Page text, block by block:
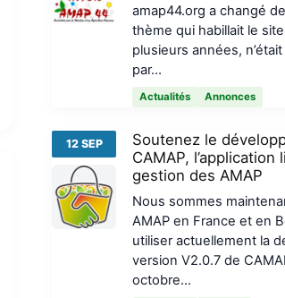
amap44.org a changé
thème qui habillait le
plusieurs années,
par…
Actualités Annonces
12 SEP
Soutenez le
CAMAP, l’application
gestion des AMAP
Nous sommes
AMAP en France et en
utiliser actuellement la
version V2.0.7 de
octobre…